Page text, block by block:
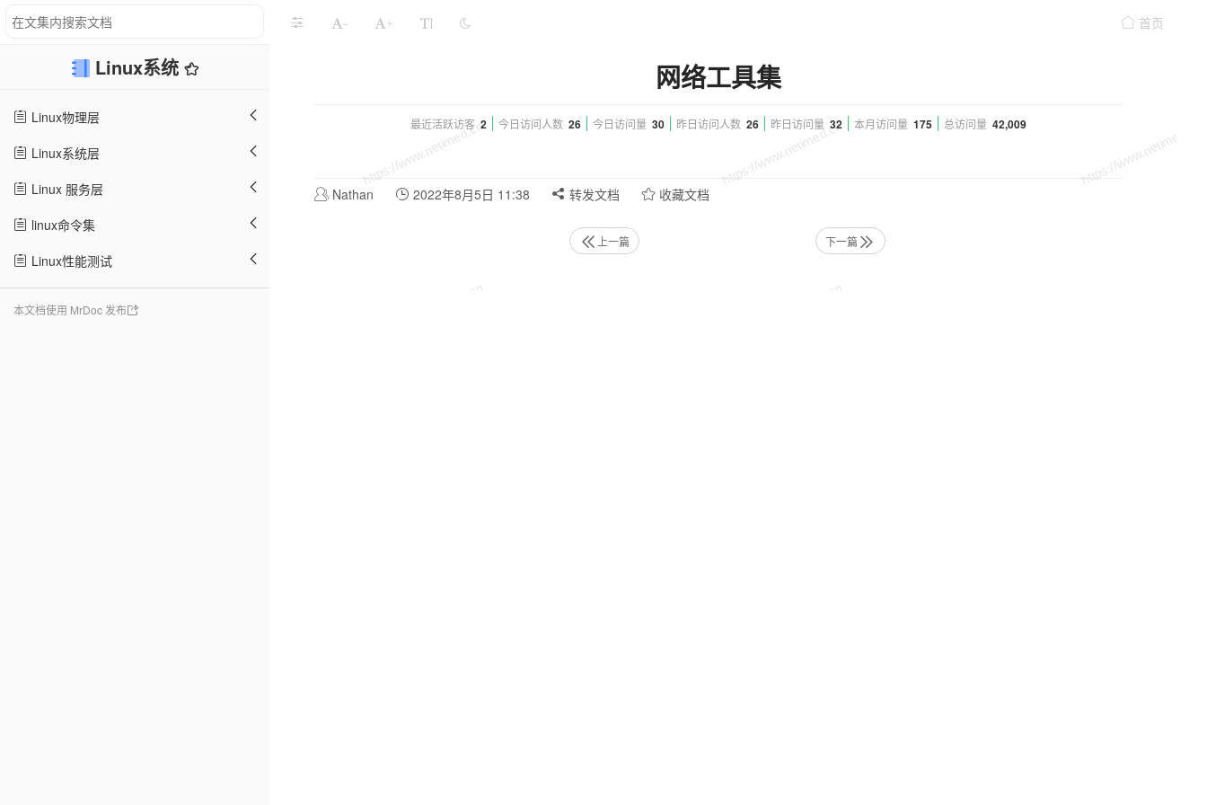
Linux系统
Linux物理层
Linux系统层
Linux 服务层
linux命令集
Linux性能测试
本文档使用 MrDoc 发布
- + 首页
网络工具集
最近活跃访客 2 今日访问人数 26 今日访问量 30 昨日访问人数 26 昨日访问量 32 本月访问量 175 总访问量 42,009
Nathan 2022年8月5日 11:38 转发文档 收藏文档
上一篇 下一篇